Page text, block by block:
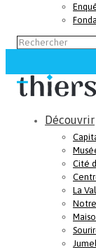
Découvrir
Cité
La